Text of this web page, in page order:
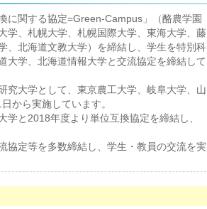
に関する協定=Green-Campus」（酪農学園
学、札幌大学、札幌国際大学、東海大学、藤
、北海道文教大学）を締結し、学生を特別科
大学、北海道情報大学と交流協定を締結して
究大学として、東京農工大学、岐阜大学、山
から実施しています。
と2018年度より単位互換協定を締結し、
協定等を多数締結し、学生・教員の交流を実